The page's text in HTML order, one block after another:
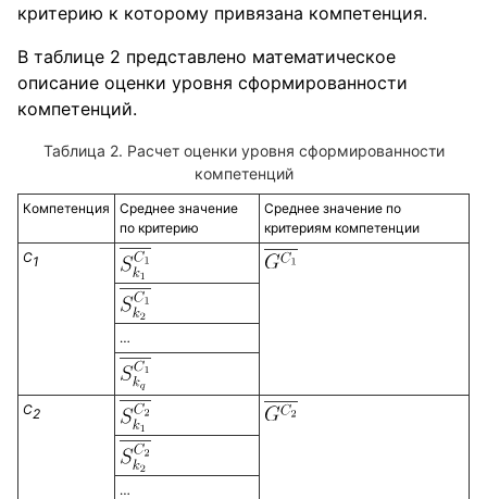
критерию к которому привязана компетенция.
В таблице 2 представлено математическое
описание оценки уровня сформированности
компетенций.
Таблица 2. Расчет оценки уровня сформированности
компетенций
Компетенция
Среднее значение
по критерию
Среднее значение по
критериям компетенции
С1
…
С2
…